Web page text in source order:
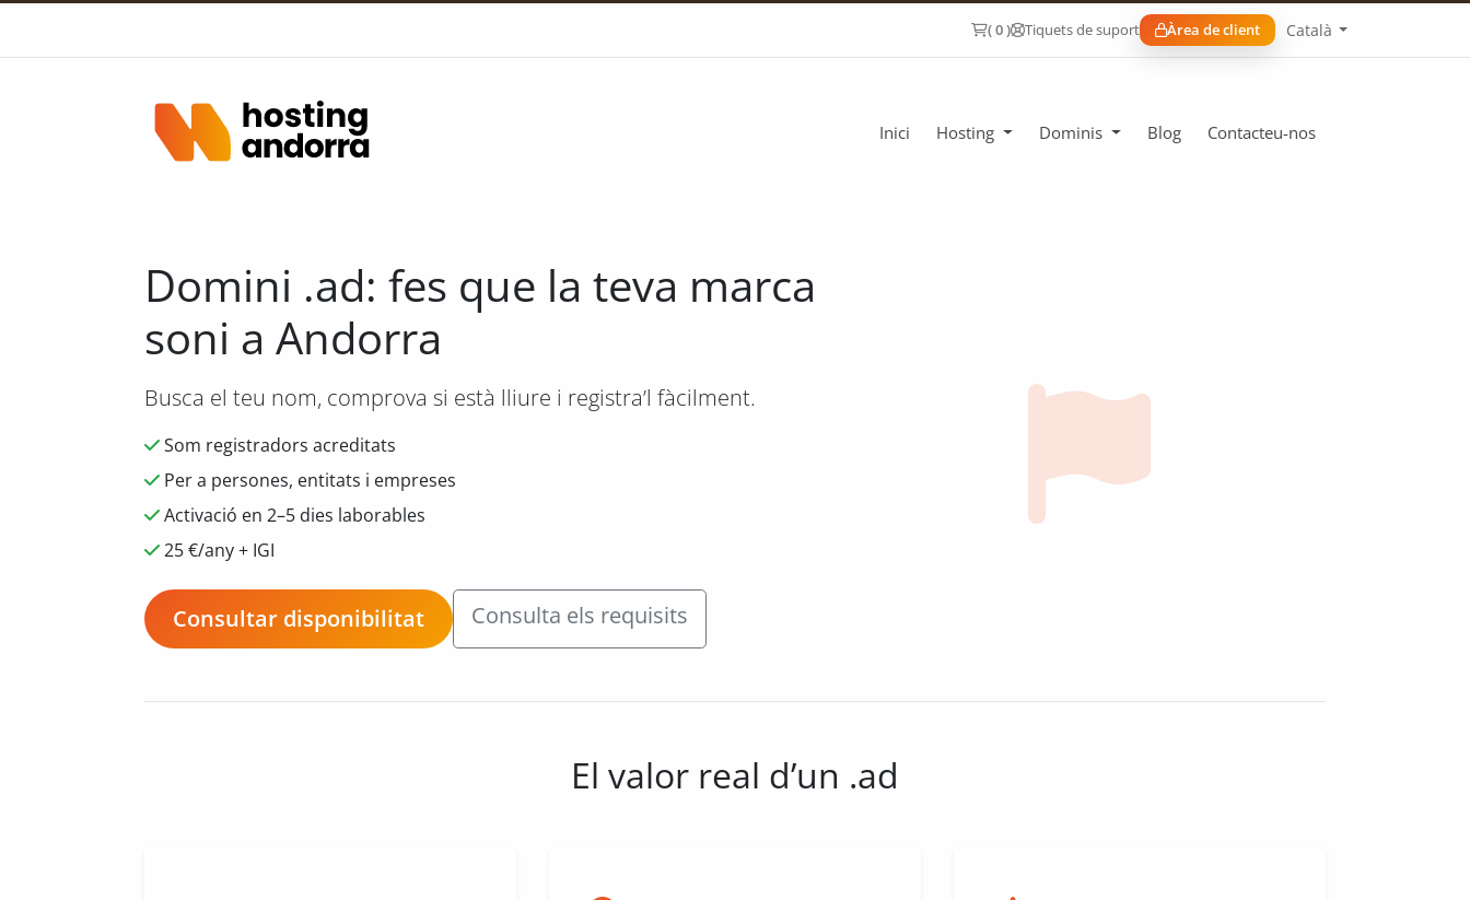
( 0 ) Tiquets de suport Àrea de client Català
Inici Hosting Dominis Blog Contacteu-nos
Domini .ad: fes que la teva marca
soni a Andorra
Busca el teu nom, comprova si està lliure i registra’l fàcilment.
Som registradors acreditats
Per a persones, entitats i empreses
Activació en 2–5 dies laborables
25 €/any + IGI
Consultar disponibilitat Consulta els requisits
El valor real d’un .ad